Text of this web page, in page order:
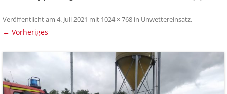
Veröffentlicht am 4. Juli 2021 mit 1024 × 768 in Unwettereinsatz.
← Vorheriges